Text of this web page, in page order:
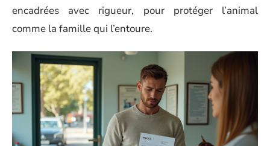
encadrées avec rigueur, pour protéger l’animal
comme la famille qui l’entoure.